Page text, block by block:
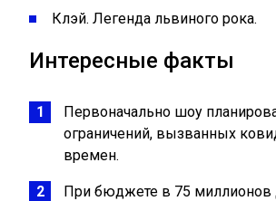
Клэй. Легенда львиного рока.
Интересные факты
Первоначально шоу
ограничений, вызванных
времен.
При бюджете в 75 миллионов